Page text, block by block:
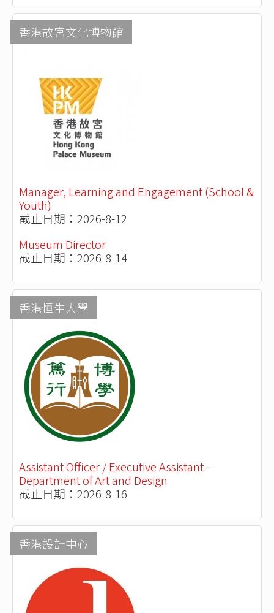
香港故宮文化博物館
Manager, Learning and Engagement (School &
Youth)
截止日期：2026-8-12
Museum Director
截止日期：2026-8-14
香港恒生大學
Assistant Officer / Executive Assistant -
Department of Art and Design
截止日期：2026-8-16
香港設計中心